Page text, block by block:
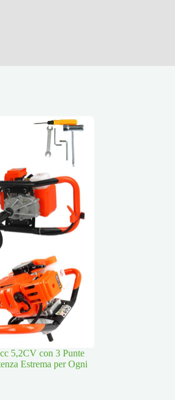
5,2CV con 3 Punte
Estrema per Ogni